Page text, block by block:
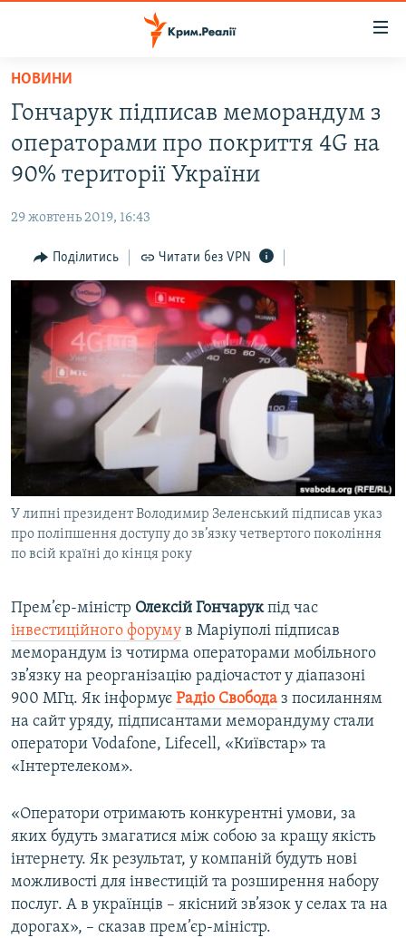
Перейти
основного
матеріалу
Перейти
до
основної
Перейти
до
пошуку
ВОДА.КРИМ
ВІДЕО ТА ФОТО
БЛОГИ
ПОГЛЯД
ІНТЕРВ'Ю
ВСЕ ЗА ДЕНЬ
СПЕЦПРОЕКТИ
ДЕПОРТАЦІЯ
ВІДЕОУРОКИ «ELIFBE»
СВІДЧЕННЯ ОКУПАЦІЇ
УКРАЇНСЬКА ПРОБЛЕМА КРИМУ
ІНФОГРАФІКА
ЯК ОБІЙТИ БЛОКУВАННЯ
Русский
Qırımtatar
ДОЛУЧАЙСЯ!
Усі сайти RFE/RL
НОВИНИ
Гончарук підписав меморандум з
операторами про покриття 4G на
90% території України
29 жовтень 2019, 16:43
Поділитись Читати без VPN
У липні президент Володимир Зеленський підписав указ
про поліпшення доступу до зв’язку четвертого покоління
по всій країні до кінця року
Прем’єр-міністр Олексій Гончарукпід час
інвестиційного форуму в Маріуполі підписав
меморандум із чотирма операторами мобільного
зв’язку на реорганізацію радіочастот у діапазоні
900 МГц. Як інформує Радіо Свобода з посиланням
на сайт уряду, підписантами меморандуму стали
оператори Vodafone, Lifecell, «Київстар» та
«Інтертелеком».
«Оператори отримають конкурентні умови, за
яких будуть змагатися між собою за кращу якість
інтернету. Як результат, у компаній будуть нові
можливості для інвестицій та розширення набору
послуг. А в українців – якісний зв’язок у селах та на
дорогах», – сказав прем’єр-міністр.